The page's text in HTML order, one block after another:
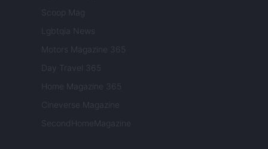
Scoop Mag
Lgbtqia News
Motors Magazine 365
Day Travel 365
Home Magazine 365
Cineverse Magazine
SecondHomeMagazine